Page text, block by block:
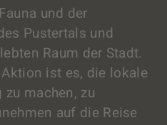
und der
Pustertals und
Raum der Stadt.
ist es, die lokale
machen, zu
auf die Reise